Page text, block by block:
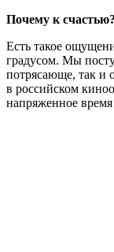
Почему к счастью?
Есть такое
градусом. Мы
потрясающе, так и
в российском
напряженное